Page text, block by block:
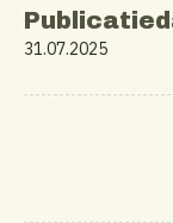
31.07.2025